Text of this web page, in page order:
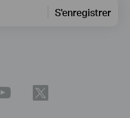
S'enregistrer